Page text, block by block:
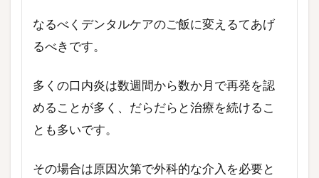
なるべくデンタルケアのご飯に変えるてあげ
るべきです。
多くの口内炎は数週間から数か月で再発を認
めることが多く、だらだらと治療を続けるこ
とも多いです。
その場合は原因次第で外科的な介入を必要と